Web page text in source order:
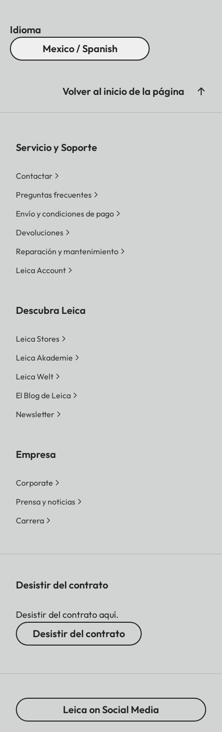
Idioma
Mexico / Spanish
Volver al inicio de la página
Servicio y Soporte
Contactar
Preguntas frecuentes
Envío y condiciones de pago
Devoluciones
Reparación y mantenimiento
Leica Account
Descubra Leica
Leica Stores
Leica Akademie
Leica Welt
El Blog de Leica
Newsletter
Empresa
Corporate
Prensa y noticias
Carrera
Desistir del contrato
Desistir del contrato aquí.
Desistir del contrato
Leica on Social Media